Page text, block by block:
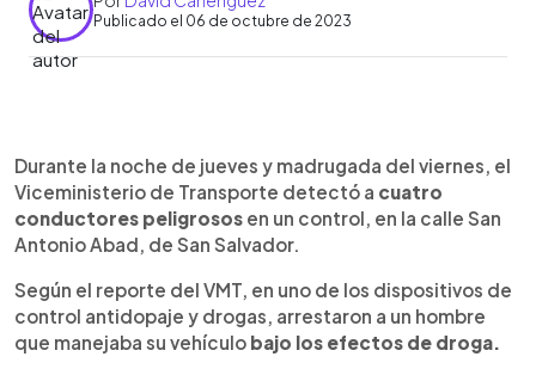
Publicado el 06 de octubre de 2023
► Escuchar artículo
Durante la noche de jueves y madrugada del viernes, el
Viceministerio de Transporte detectó a cuatro
conductores peligrosos en un control, en la calle San
Antonio Abad, de San Salvador.
Según el reporte del VMT, en uno de los dispositivos de
control antidopaje y drogas, arrestaron a un hombre
que manejaba su vehículo bajo los efectos de droga.